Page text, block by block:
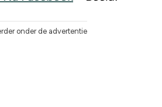
onder de advertentie